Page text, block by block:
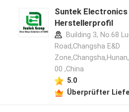
Suntek Electronics
Herstellerprofil
Building 3, No.68
Road,Changsha E&D
00 ,China
5.0
Überprüfter